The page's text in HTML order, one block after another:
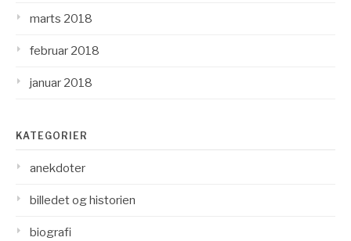
marts 2018
februar 2018
januar 2018
KATEGORIER
anekdoter
billedet og historien
biografi